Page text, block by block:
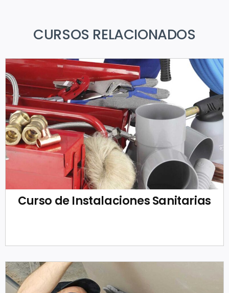
CURSOS RELACIONADOS
Curso de Instalaciones Sanitarias